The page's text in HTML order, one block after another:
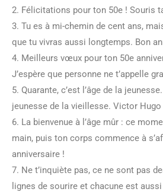
2. Félicitations pour ton 50e ! Souris
3. Tu es à mi-chemin de cent ans,
que tu vivras aussi longtemps. Bon
4. Meilleurs vœux pour ton 50e
J’espère que personne ne t’appelle
5. Quarante, c’est l’âge de la
jeunesse de la vieillesse. Victor Hugo
6. La bienvenue à l’âge mûr : ce
main, puis ton corps commence à
anniversaire !
7. Ne t’inquiète pas, ce ne sont pas
lignes de sourire et chacune est